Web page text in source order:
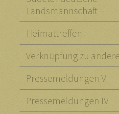
Landsmannschaft
Heimattreffen
Verknüpfung zu
Pressemeldungen V
Pressemeldungen IV